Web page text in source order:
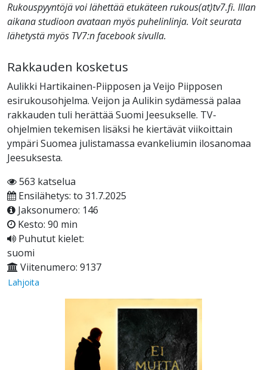
Rukouspyyntöjä voi lähettää etukäteen rukous(at)tv7.fi. Illan
aikana studioon avataan myös puhelinlinja. Voit seurata
lähetystä myös TV7:n facebook sivulla.
Rakkauden kosketus
Aulikki Hartikainen-Piipposen ja Veijo Piipposen
esirukousohjelma. Veijon ja Aulikin sydämessä palaa
rakkauden tuli herättää Suomi Jeesukselle. TV-
ohjelmien tekemisen lisäksi he kiertävät viikoittain
ympäri Suomea julistamassa evankeliumin ilosanomaa
Jeesuksesta.
563 katselua
Ensilähetys: to 31.7.2025
Jaksonumero: 146
Kesto: 90 min
Puhutut kielet:
suomi
Viitenumero: 9137
Lahjoita